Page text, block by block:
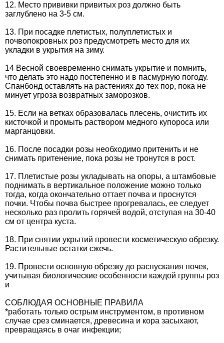
12. Место прививки привитых роз должно быть
заглублено на 3-5 см.
13. При посадке плетистых, полуплетистых и
почвопокровных роз предусмотреть место для их
укладки в укрытия на зиму.
14 Весной своевременно снимать укрытие и помнить,
что делать это надо постепенно и в пасмурную погоду.
Спанбонд оставлять на растениях до тех пор, пока не
минует угроза возвратных заморозков.
15. Если на ветках образовалась плесень, очистить их
кисточкой и промыть раствором медного купороса или
марганцовки.
16. После посадки розы необходимо притенить и не
снимать притенение, пока розы не тронутся в рост.
17. Плетистые розы укладывать на опоры, а штамбовые
поднимать в вертикальное положение можно только
тогда, когда окончательно оттает почва и проснутся
почки. Чтобы почва быстрее прогревалась, ее следует
несколько раз пролить горячей водой, отступая на 30-40
см от центра куста.
18. При снятии укрытий провести косметическую обрезку.
Растительные остатки сжечь.
19. Провести основную обрезку до распускания почек,
учитывая биологические особенности каждой группы роз
и
СОБЛЮДАЯ ОСНОВНЫЕ ПРАВИЛА
*работать только острым инструментом, в противном
случае срез сминается, древесина и кора засыхают,
превращаясь в очаг инфекции;